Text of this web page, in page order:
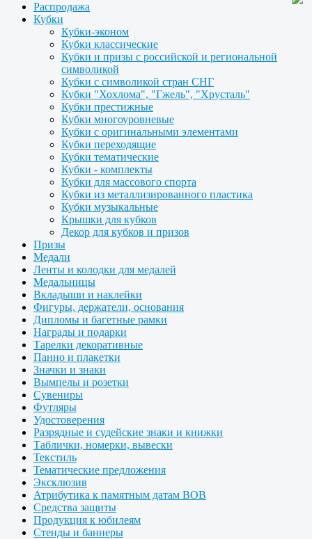
Распродажа
Кубки
Кубки-эконом
Кубки классические
Кубки и призы с российской и региональной
символикой
Кубки с символикой стран СНГ
Кубки "Хохлома", "Гжель", "Хрусталь"
Кубки престижные
Кубки многоуровневые
Кубки с оригинальными элементами
Кубки переходящие
Кубки тематические
Кубки - комплекты
Кубки для массового спорта
Кубки из металлизированного пластика
Кубки музыкальные
Крышки для кубков
Декор для кубков и призов
Призы
Медали
Ленты и колодки для медалей
Медальницы
Вкладыши и наклейки
Фигуры, держатели, основания
Дипломы и багетные рамки
Награды и подарки
Тарелки декоративные
Панно и плакетки
Значки и знаки
Вымпелы и розетки
Сувениры
Футляры
Удостоверения
Разрядные и судейские знаки и книжки
Таблички, номерки, вывески
Текстиль
Тематические предложения
Эксклюзив
Атрибутика к памятным датам ВОВ
Средства защиты
Продукция к юбилеям
Стенды и баннеры